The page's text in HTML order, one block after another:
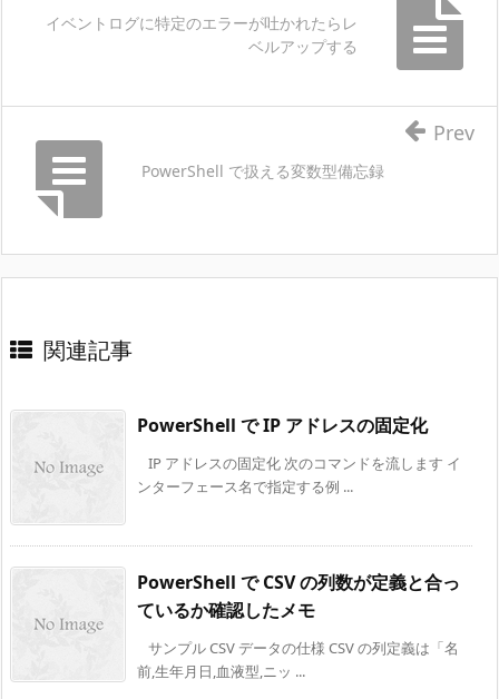
イベントログに特定のエラーが吐かれたらレ
ベルアップする
PowerShell で扱える変数型備忘録
Prev
関連記事
PowerShell で IP アドレスの固定化
IP アドレスの固定化 次のコマンドを流します イ
ンターフェース名で指定する例 ...
PowerShell で CSV の列数が定義と合っ
ているか確認したメモ
サンプル CSV データの仕様 CSV の列定義は「名
前,生年月日,血液型,ニッ ...